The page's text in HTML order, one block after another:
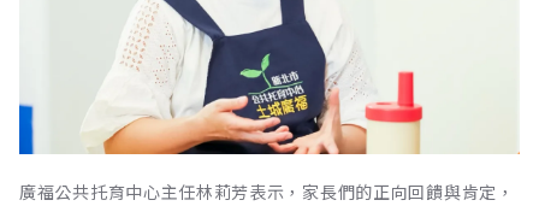
廣福公共托育中心主任林莉芳表示，家長們的正向回饋與肯定，